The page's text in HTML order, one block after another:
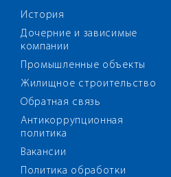
История
Дочерние и зависимые
компании
Промышленные объекты
Жилищное строительство
Обратная связь
Антикоррупционная
политика
Вакансии
Политика обработки